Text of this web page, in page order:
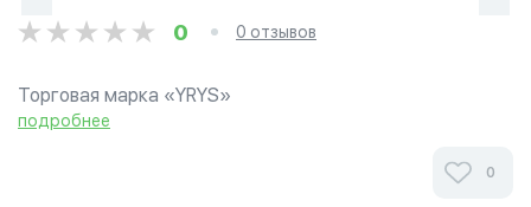
0 0 отзывов
Торговая марка «YRYS»
подробнее
0